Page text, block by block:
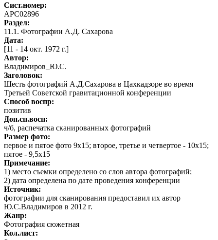
Сист.номер:
АРС02896
Раздел:
11.1. Фотографии А.Д. Сахарова
Дата:
[11 - 14 окт. 1972 г.]
Автор:
Владимиров_Ю.С.
Заголовок:
Шесть фотографий А.Д.Сахарова в Цахкадзоре во время
Третьей Советской гравитационной конференции
Способ воспр:
позитив
Доп.сп.восп:
ч/б, распечатка сканированных фотографий
Размер фото:
первое и пятое фото 9х15; второе, третье и четвертое - 10х15;
пятое - 9,5х15
Примечание:
1) место съемки определено со слов автора фотографий;
2) дата определена по дате проведения конференции
Источник:
фотографии для сканирования предоставил их автор
Ю.С.Владимиров в 2012 г.
Жанр:
Фотография сюжетная
Кол.лист: